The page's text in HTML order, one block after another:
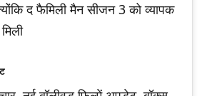
द फैमिली मैन सीजन 3 को व्यापक